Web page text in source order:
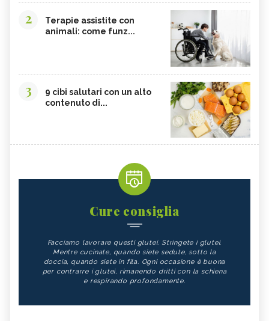
2
Terapie assistite con
animali: come funz...
3
9 cibi salutari con un alto
contenuto di...
Cure consiglia
Facciamo lavorare questi glutei. Stringete i glutei.
Mentre cucinate, quando siete sedute, sotto la
doccia, quando siete in fila. Ogni occasione è buona
per contrarre i glutei, rimanendo dritti con la schiena
e respirando profondamente.